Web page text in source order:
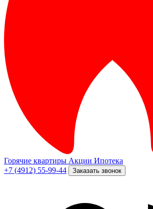
Горячие квартиры Акции Ипотека
+7 (4912) 55-99-44
Заказать звонок